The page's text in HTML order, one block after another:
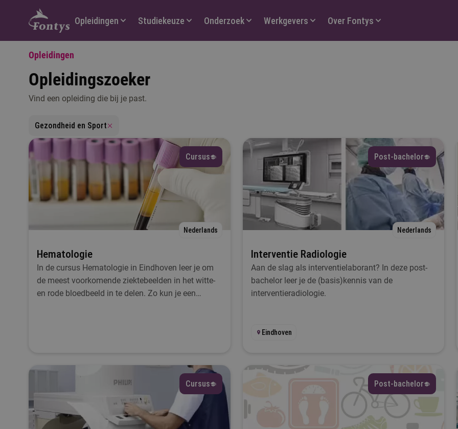
Hoofdmenu
Opleidingen Studiekeuze Onderzoek Werkgevers Over Fontys
Type
Selecteer
Mijn vooropleiding
Ik wil iets met...
Selecteer
Lesplaats
Selecteer
Opleidingen
Opleidingszoeker
Vind een opleiding die bij je past.
Gezondheid en Sport
Cursus
Nederlands
Hematologie
In de cursus Hematologie in Eindhoven leer je om
de meest voorkomende ziektebeelden in het witte-
en rode bloedbeeld in te delen. Zo kun je een
Post-bachelor
Nederlands
Interventie Radiologie
Aan de slag als interventielaborant? In deze post-
bachelor leer je de (basis)kennis van de
interventieradiologie.
Eindhoven
Cursus Post-bachelor